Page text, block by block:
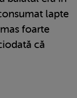
lapte
foarte
că